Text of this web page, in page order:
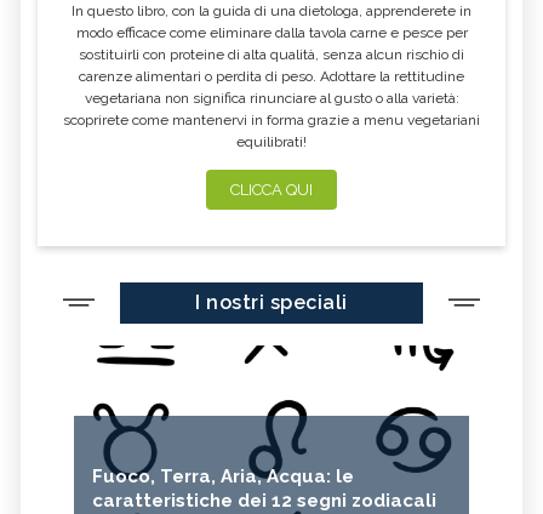
In questo libro, con la guida di una dietologa, apprenderete in
modo efficace come eliminare dalla tavola carne e pesce per
sostituirli con proteine di alta qualità, senza alcun rischio di
carenze alimentari o perdita di peso. Adottare la rettitudine
vegetariana non significa rinunciare al gusto o alla varietà:
scoprirete come mantenervi in forma grazie a menu vegetariani
equilibrati!
CLICCA QUI
I nostri speciali
Fuoco, Terra, Aria, Acqua: le
caratteristiche dei 12 segni zodiacali